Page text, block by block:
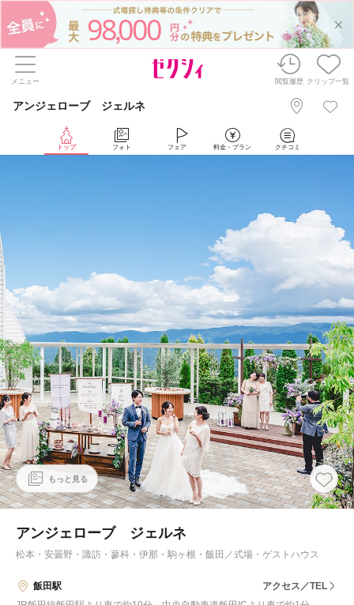
98,000
メニュー 閲覧履歴 クリップ一覧
アンジェローブ ジェルネ
トップ フォト フェア 料金・プラン クチコミ
もっと見る
アンジェローブ ジェルネ
松本・安曇野・諏訪・蓼科・伊那・駒ヶ根・飯田 ／式場・ゲストハウス
飯田駅
アクセス／TEL